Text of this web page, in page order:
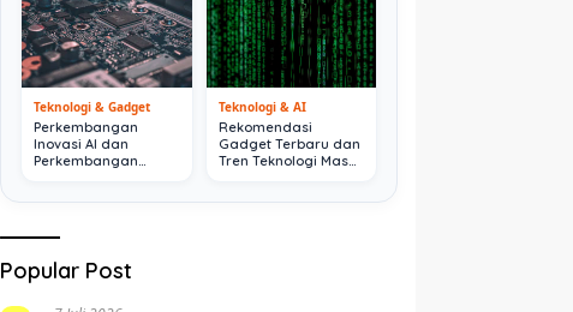
Teknologi & Gadget
Perkembangan
Inovasi AI dan
Perkembangan
Teknologi & AI
Rekomendasi
Gadget Terbaru dan
Tren Teknologi Masa
Popular Post